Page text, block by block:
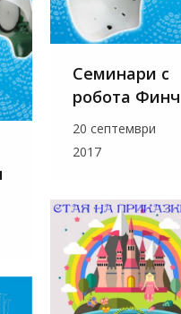
Семинари с
робота Финч
20 септември
2017